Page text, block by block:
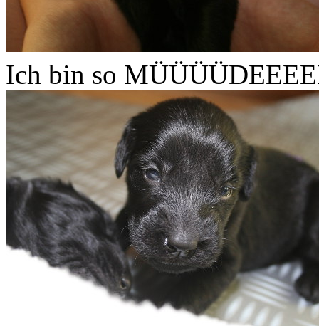
Ich bin so